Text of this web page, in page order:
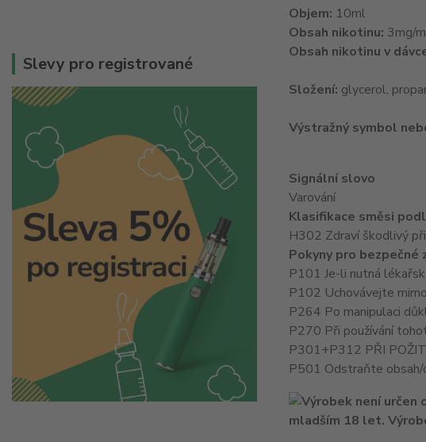
Slevy pro registrované
Objem: 10ml
Obsah nikotinu: 3mg/
Obsah nikotinu v
Složení: glycerol,
Výstražný symbol
Signální slovo
Varování
Klasifikace směsi
H302 Zdraví škodlivý
Pokyny pro bezpečné
P101 Je-li nutná
P102 Uchovávejte
P264 Po manipulaci
P270 Při používání
P301+P312 PŘI
P501 Odstraňte obsah/
mladším 18 let.